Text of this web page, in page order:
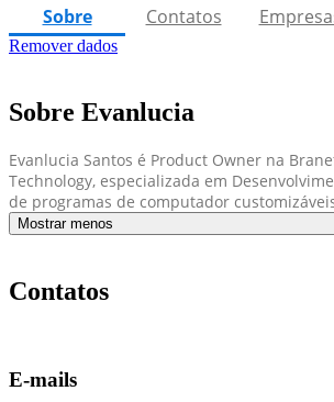
Sobre Contatos
Remover dados
Sobre Evanlucia
Evanlucia Santos é Product Owner na
Technology, especializada em
de programas de computador
Mostrar menos
Contatos
E-mails